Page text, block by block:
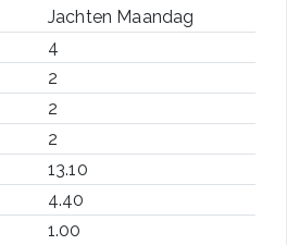
Jachten Maandag
4
2
2
2
13.10
4.40
1.00